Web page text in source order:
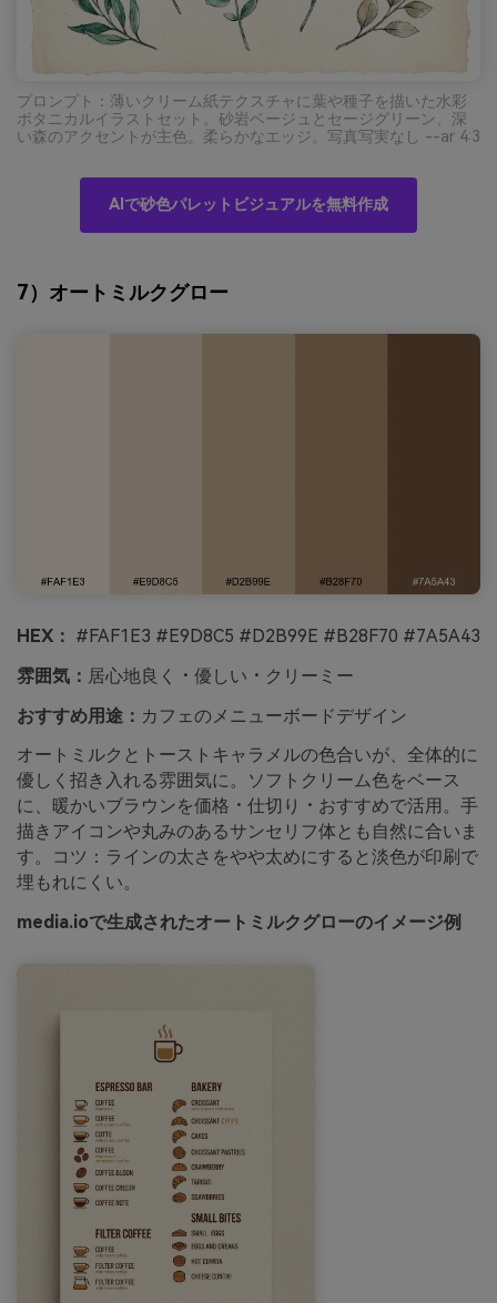
プロンプト：薄いクリーム紙テクスチャに葉や種子を描いた水彩
ボタニカルイラストセット。砂岩ベージュとセージグリーン、深
い森のアクセントが主色。柔らかなエッジ。写真写実なし --ar 4:3
AIで砂色パレットビジュアルを無料作成
7）オートミルクグロー
HEX： #FAF1E3 #E9D8C5 #D2B99E #B28F70 #7A5A43
雰囲気： 居心地良く・優しい・クリーミー
おすすめ用途： カフェのメニューボードデザイン
オートミルクとトーストキャラメルの色合いが、全体的に
優しく招き入れる雰囲気に。ソフトクリーム色をベース
に、暖かいブラウンを価格・仕切り・おすすめで活用。手
描きアイコンや丸みのあるサンセリフ体とも自然に合いま
す。コツ：ラインの太さをやや太めにすると淡色が印刷で
埋もれにくい。
media.ioで生成されたオートミルクグローのイメージ例